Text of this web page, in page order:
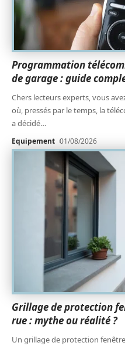
Programmation
de garage : guide
Chers lecteurs experts, vous
où, pressés par le temps, la
a décidé…
Equipement 01/08/2026
Grillage de protection
rue : mythe ou réalité ?
Un grillage de protection